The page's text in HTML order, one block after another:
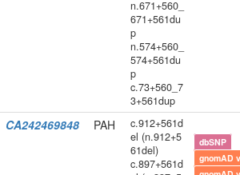
n.671+560_
671+561du
p
n.574+560_
574+561du
p
c.73+560_7
3+561dup
CA242469848 PAH
c.912+561d
el (n.912+5
61del)
c.897+561d
dbSNP
gnomAD